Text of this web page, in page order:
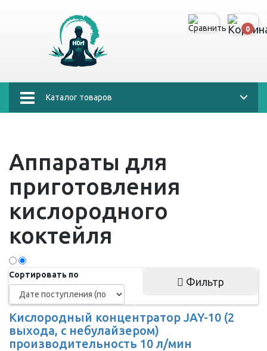
0
Каталог товаров
Аппараты для
приготовления
кислородного
коктейля
Сортировать по
Фильтр
Кислородный концентратор JAY-10 (2
выхода, с небулайзером)
производительность 10 л/мин